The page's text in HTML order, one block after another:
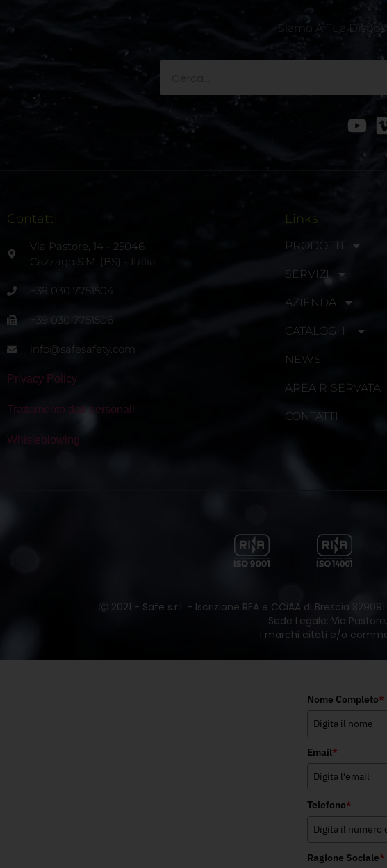
Siamo A Tua
Contatti
Via Pastore, 14 - 25046
Cazzago S.M. (BS) - Italia
+39 030 7751504
+39 030 7751506
info@safesafety.com
Privacy Policy
Trattamento dati personali
Whisleblowing
Links
PRODOTTI
SERVIZI
AZIENDA
CATALOGHI
NEWS
AREA RISERVATA
CONTATTI
Ⓒ 2021 - Safe s.r.l. - Iscrizione REA e CCiAA di Brescia
Sede Legale: Via
I marchi citati e/o
Nome Completo*
Email*
Telefono*
Ragione Sociale*